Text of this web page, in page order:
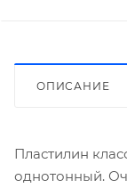
ОПИСАНИЕ
Пластилин
однотонный.